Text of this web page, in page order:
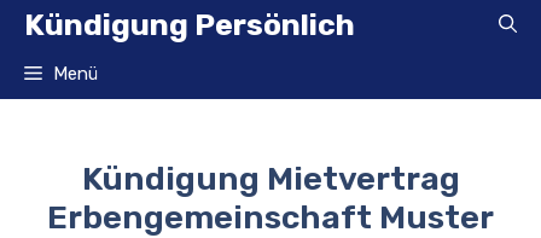
Zum
Inhalt
springen
Kündigung Persönlich
Menü
Kündigung Mietvertrag
Erbengemeinschaft Muster